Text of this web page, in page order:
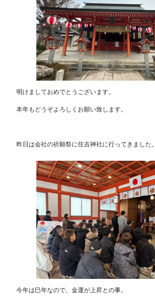
明けましておめでとうございます。
本年もどうぞよろしくお願い致します。
昨日は会社の祈願祭に住吉神社に行ってきました。
今年は巳年なので、金運が上昇との事。